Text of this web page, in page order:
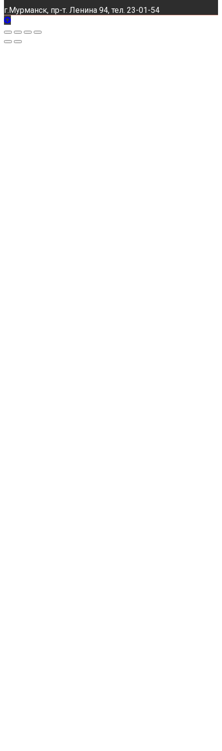
г.Мурманск, пр-т. Ленина 94, тел. 23-01-54